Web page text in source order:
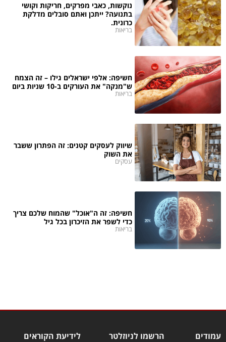
נוקשות, כאבי מפרקים, חריקות וקושי
בתנועה? ייתכן ואתם סובלים מדלקת
כרונית.
בריאות
חשיפה: אלפי ישראלים גילו – זה הצמח
ש"מנקה" את העורקים ב-10 שניות ביום
בריאות
שיווק לעסקים קטנים: זה הפתרון ששבר
את השוק
עסקים
חשיפה: זה ה"אוכל" שהמוח שלכם צריך
כדי לשפר את הזיכרון בכל גיל
בריאות
עמודים
הרשמו לניוזלטר
לידיעת הקוראים